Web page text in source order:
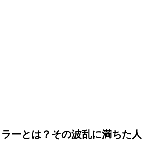
ーとは？その波乱に満ちた人